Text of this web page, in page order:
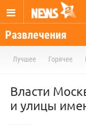
Развлечения
Лучшее Горячее
Власти
и улицы